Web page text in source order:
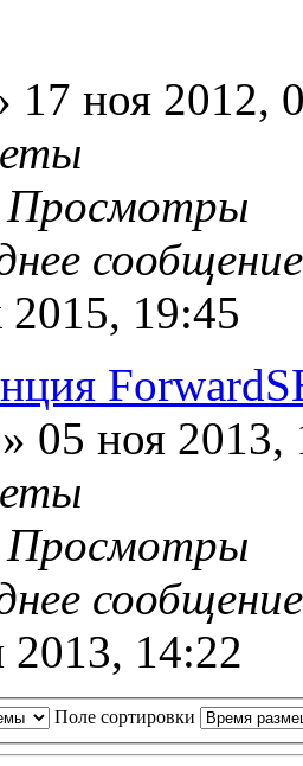
17 ноя 2012,
Просмотры
2015, 19:45
» 05 ноя 2013,
Просмотры
2013, 14:22
Поле сортировки